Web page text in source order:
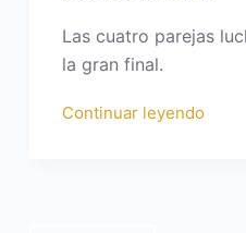
Las cuatro parejas
la gran final.
Continuar leyendo